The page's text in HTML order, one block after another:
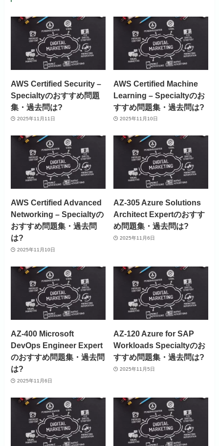
AWS Certified Security –
Specialtyのおすすめ問題
集・過去問は?
2025年11月11日
AWS Certified Machine
Learning – Specialtyのお
すすめ問題集・過去問は?
2025年11月10日
AWS Certified Advanced
Networking – Specialtyの
おすすめ問題集・過去問
は?
2025年11月10日
AZ-305 Azure Solutions
Architect Expertのおすす
め問題集・過去問は?
2025年11月6日
AZ-400 Microsoft
DevOps Engineer Expert
のおすすめ問題集・過去問
は?
2025年11月6日
AZ-120 Azure for SAP
Workloads Specialtyのお
すすめ問題集・過去問は?
2025年11月5日